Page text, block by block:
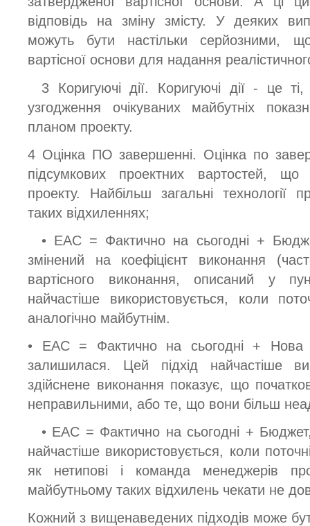
відповідь на зміну змісту. У деяких
можуть бути настільки серйозними,
вартісної основи для надання
3 Коригуючі дії. Коригуючі дії - це
узгодження очікуваних майбутніх
планом проекту.
4 Оцінка ПО завершенні. Оцінка по
підсумкових проектних вартостей, що
проекту. Найбільш загальні технології
таких відхиленнях;
• ЕАС = Фактично на сьогодні +
змінений на коефіцієнт виконання
вартісного виконання, описаний у
найчастіше використовується, коли
аналогічно майбутнім.
• ЕАС = Фактично на сьогодні + Нова
залишилася. Цей підхід найчастіше
здійснене виконання показує, що
неправильними, або те, що вони більш
• ЕАС = Фактично на сьогодні +
найчастіше використовується, коли
як нетипові і команда менеджерів
майбутньому таких відхилень чекати не
Кожний з вищенаведених підходів може